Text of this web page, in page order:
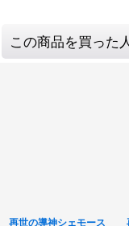
この商品を買った
再世の導神シェモース